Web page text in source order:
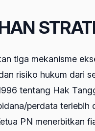
tiga mekanisme
risiko hukum dari
tentang Hak
perdata terlebih
PN menerbitkan